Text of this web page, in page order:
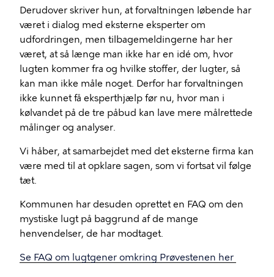
Derudover skriver hun, at forvaltningen løbende har
været i dialog med eksterne eksperter om
udfordringen, men tilbagemeldingerne har her
været, at så længe man ikke har en idé om, hvor
lugten kommer fra og hvilke stoffer, der lugter, så
kan man ikke måle noget. Derfor har forvaltningen
ikke kunnet få eksperthjælp før nu, hvor man i
kølvandet på de tre påbud kan lave mere målrettede
målinger og analyser.
Vi håber, at samarbejdet med det eksterne firma kan
være med til at opklare sagen, som vi fortsat vil følge
tæt.
Kommunen har desuden oprettet en FAQ om den
mystiske lugt på baggrund af de mange
henvendelser, de har modtaget.
Se FAQ om lugtgener omkring Prøvestenen her